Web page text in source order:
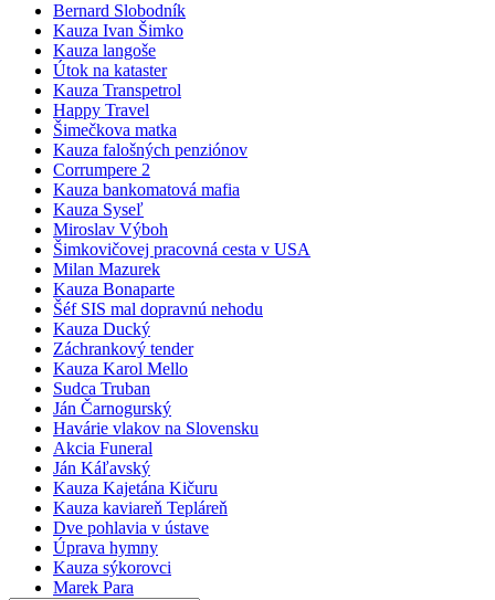
Bernard Slobodník
Kauza Ivan Šimko
Kauza langoše
Útok na kataster
Kauza Transpetrol
Happy Travel
Šimečkova matka
Kauza falošných penziónov
Corrumpere 2
Kauza bankomatová mafia
Kauza Syseľ
Miroslav Výboh
Šimkovičovej pracovná cesta v USA
Milan Mazurek
Kauza Bonaparte
Šéf SIS mal dopravnú nehodu
Kauza Ducký
Záchrankový tender
Kauza Karol Mello
Sudca Truban
Ján Čarnogurský
Havárie vlakov na Slovensku
Akcia Funeral
Ján Káľavský
Kauza Kajetána Kičuru
Kauza kaviareň Tepláreň
Dve pohlavia v ústave
Úprava hymny
Kauza sýkorovci
Marek Para